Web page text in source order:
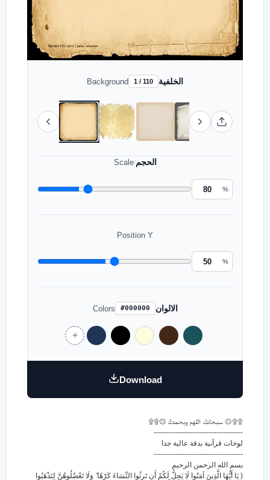
Background 1 / 110 الخلفية
Scale/الحجم
%
Position Y
%
Colors #000000 الالوان
Download
۩۩۞ سبحانك اللهم وبحمدك ۞۩۩
-------------------------------------
لوحات قرآنية بدقة عالية جدا
-------------------------------------
بسم الله الرحمن الرحيم
( يَا أَيُّهَا الَّذِينَ آمَنُوا لَا يَحِلُّ لَكُمْ أَن تَرِثُوا النِّسَاءَ كَرْهًا ۖ وَلَا تَعْضُلُوهُنَّ لِتَذْهَبُوا